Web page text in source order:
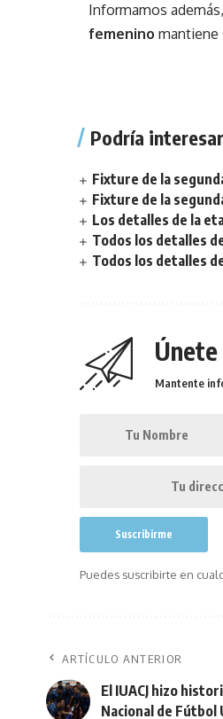
Informamos
femenino mantiene
Podría
Fixture de la
Fixture de la
Los detalles de la
Todos los detalles
Todos los detalles
Mantente
Puedes suscribirte en
ARTÍCULO ANTERIOR
El IUACJ hizo
Nacional de